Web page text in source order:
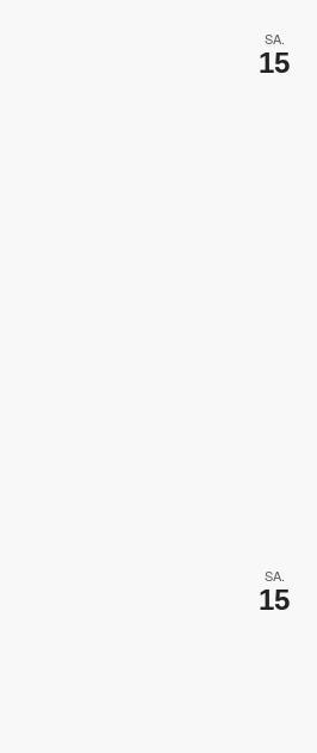
SA.
15
SA.
15